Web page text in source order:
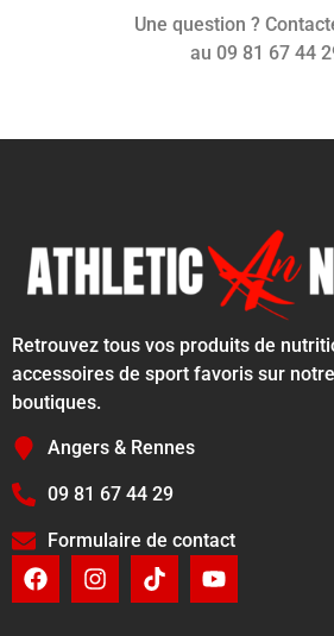
Une question ?
au 09 81 67 44
Retrouvez tous vos produits de
accessoires de sport favoris sur
boutiques.
Angers & Rennes
09 81 67 44 29
Formulaire de contact